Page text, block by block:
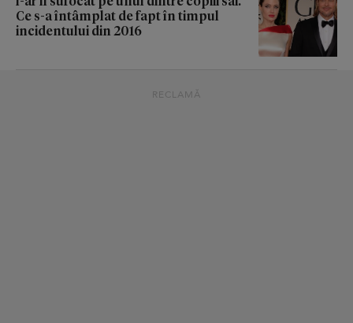
Ce s-a întâmplat de fapt în timpul
incidentului din 2016
RECLAMĂ